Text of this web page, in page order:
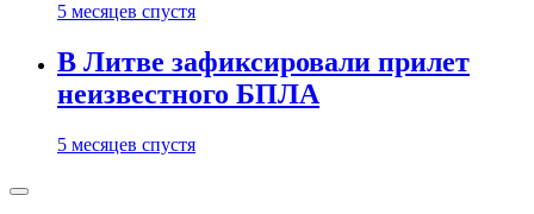
5 месяцев спустя
В Литве зафиксировали прилет
неизвестного БПЛА
5 месяцев спустя